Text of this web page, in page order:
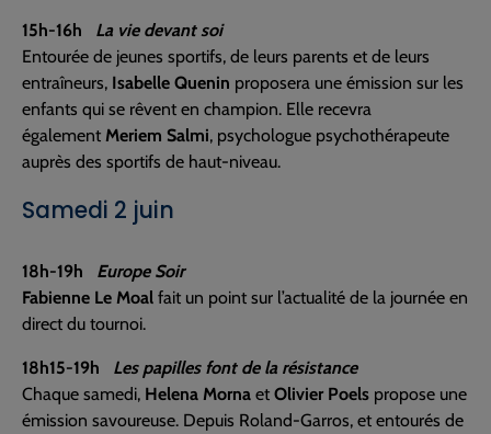
15h-16h La vie devant soi
Entourée de jeunes sportifs, de leurs parents et de leurs
entraîneurs, Isabelle Quenin proposera une émission sur les
enfants qui se rêvent en champion. Elle recevra
également Meriem Salmi, psychologue psychothérapeute
auprès des sportifs de haut-niveau.
Samedi 2 juin
18h-19h Europe Soir
Fabienne Le Moal fait un point sur l’actualité de la journée en
direct du tournoi.
18h15-19h
Les papilles font de la résistance
Chaque samedi, Helena Morna et Olivier Poels propose une
émission savoureuse. Depuis Roland-Garros, et entourés de